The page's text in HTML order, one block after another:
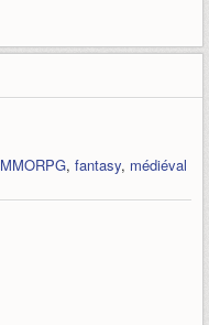
MMORPG, fantasy, médiéval